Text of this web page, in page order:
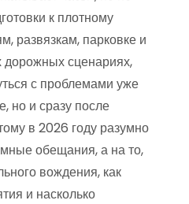
к плотному
развязкам, парковке и
сценариях,
с проблемами уже
но и сразу после
в 2026 году разумно
обещания, а на то,
вождения, как
и насколько